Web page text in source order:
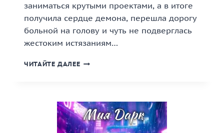
заниматься крутыми проектами, а в итоге
получила сердце демона, перешла дорогу
больной на голову и чуть не подверглась
жестоким истязаниям…
ЧИТАЙТЕ ДАЛЕЕ «НЕ